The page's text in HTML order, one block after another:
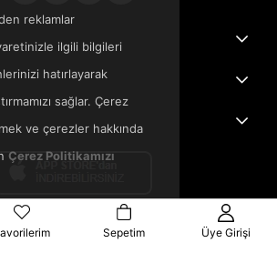
reklamlar
ilgili bilgileri
hatırlayarak
sağlar. Çerez
ve çerezler hakkında
Çerez Politikamızı
Sepetim Üye Girişi